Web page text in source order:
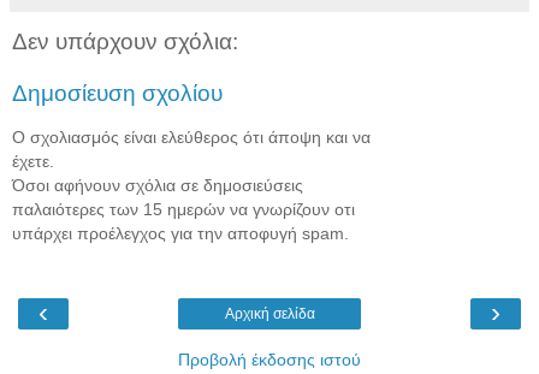
Δεν υπάρχουν σχόλια:
Δημοσίευση σχολίου
Ο σχολιασμός είναι ελεύθερος ότι άποψη και να
έχετε.
Όσοι αφήνουν σχόλια σε δημοσιεύσεις
παλαιότερες των 15 ημερών να γνωρίζουν οτι
υπάρχει προέλεγχος για την αποφυγή spam.
‹ ›
Αρχική σελίδα
Προβολή έκδοσης ιστού